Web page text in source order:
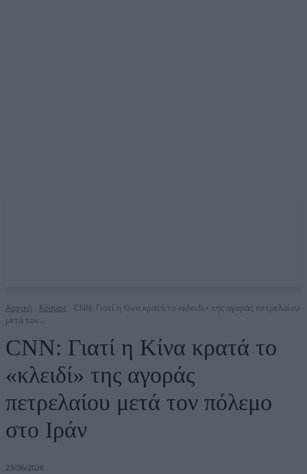
Αρχική Κόσμος
CNN: Γιατί η Κίνα κρατά το «κλειδί» της αγοράς πετρελαίου
μετά τον...
CNN: Γιατί η Κίνα κρατά το
«κλειδί» της αγοράς
πετρελαίου μετά τον πόλεμο
στο Ιράν
23/06/2026